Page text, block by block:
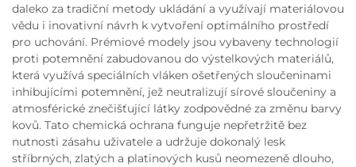
daleko za tradiční metody ukládání a využívají materiálovou
vědu i inovativní návrh k vytvoření optimálního prostředí
pro uchování. Prémiové modely jsou vybaveny technologií
proti potemnění zabudovanou do výstelkových materiálů,
která využívá speciálních vláken ošetřených sloučeninami
inhibujícími potemnění, jež neutralizují sírové sloučeniny a
atmosférické znečišťující látky zodpovědné za změnu barvy
kovů. Tato chemická ochrana funguje nepřetržitě bez
nutnosti zásahu uživatele a udržuje dokonalý lesk
stříbrných, zlatých a platinových kusů neomezeně dlouho,